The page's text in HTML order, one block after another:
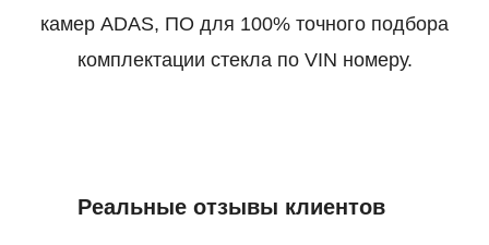
камер ADAS, ПО для 100% точного подбора
комплектации стекла по VIN номеру.
Реальные отзывы клиентов